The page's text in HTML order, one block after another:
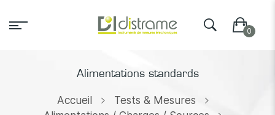
Alimentations standards
Accueil
Tests & Mesures